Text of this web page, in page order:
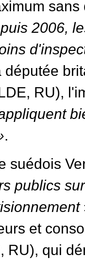
2006,
députée
RU),
.
suédois
publics
et
RU), qui